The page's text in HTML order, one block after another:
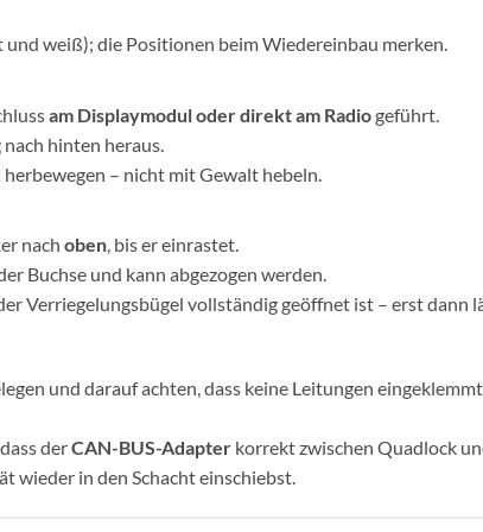
weiß); die Positionen beim Wiedereinbau merken.
am Displaymodul oder direkt am Radiogeführt.
hinten heraus.
– nicht mit Gewalt hebeln.
nach oben, bis er einrastet.
Buchse und kann abgezogen werden.
Verriegelungsbügel vollständig geöffnet ist – erst dann
und darauf achten, dass keine Leitungen eingeklemmt
derCAN-BUS-Adapter korrekt zwischen Quadlock
wieder in den Schacht einschiebst.